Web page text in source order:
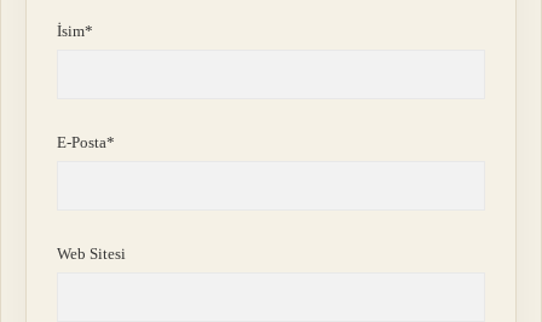
İsim*
E-Posta*
Web Sitesi